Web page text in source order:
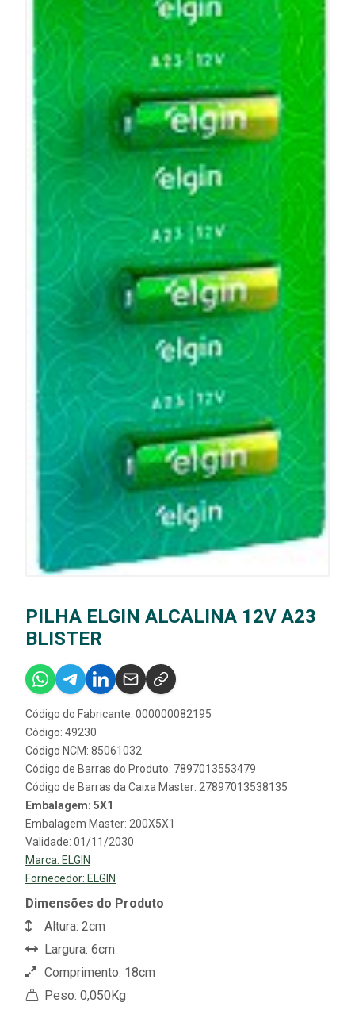
PILHA ELGIN ALCALINA 12V A23
BLISTER
Código do Fabricante: 000000082195
Código: 49230
Código NCM: 85061032
Código de Barras do Produto: 7897013553479
Código de Barras da Caixa Master: 27897013538135
Embalagem: 5X1
Embalagem Master: 200X5X1
Validade: 01/11/2030
Marca: ELGIN
Fornecedor: ELGIN
Dimensões do Produto
Altura: 2cm
Largura: 6cm
Comprimento: 18cm
Peso: 0,050Kg